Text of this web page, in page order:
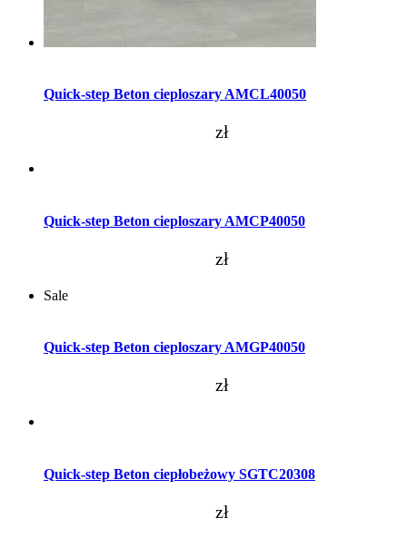
Quick-step Beton cieploszary AMCL40050
zł
Quick-step Beton cieploszary AMCP40050
zł
Sale
Quick-step Beton cieploszary AMGP40050
zł
Quick-step Beton ciepłobeżowy SGTC20308
zł